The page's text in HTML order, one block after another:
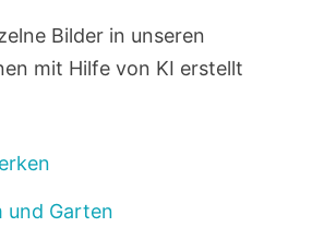
Bilder in unseren
mit Hilfe von KI erstellt
und Garten